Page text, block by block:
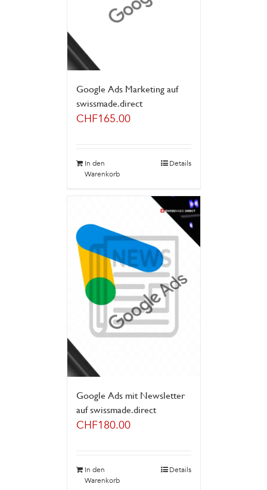
Google Ads Marketing auf
swissmade.direct
CHF165.00
In den
Warenkorb
Details
Google Ads mit Newsletter
auf swissmade.direct
CHF180.00
In den
Warenkorb
Details